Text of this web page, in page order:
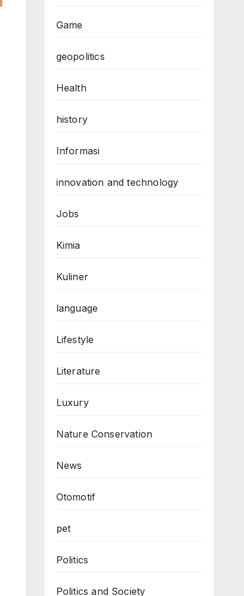
Game
geopolitics
Health
history
Informasi
innovation and technology
Jobs
Kimia
Kuliner
language
Lifestyle
Literature
Luxury
Nature Conservation
News
Otomotif
pet
Politics
Politics and Society